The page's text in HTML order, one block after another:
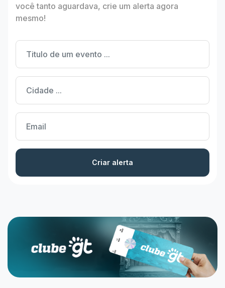
você tanto aguardava, crie um alerta agora
mesmo!
Criar alerta